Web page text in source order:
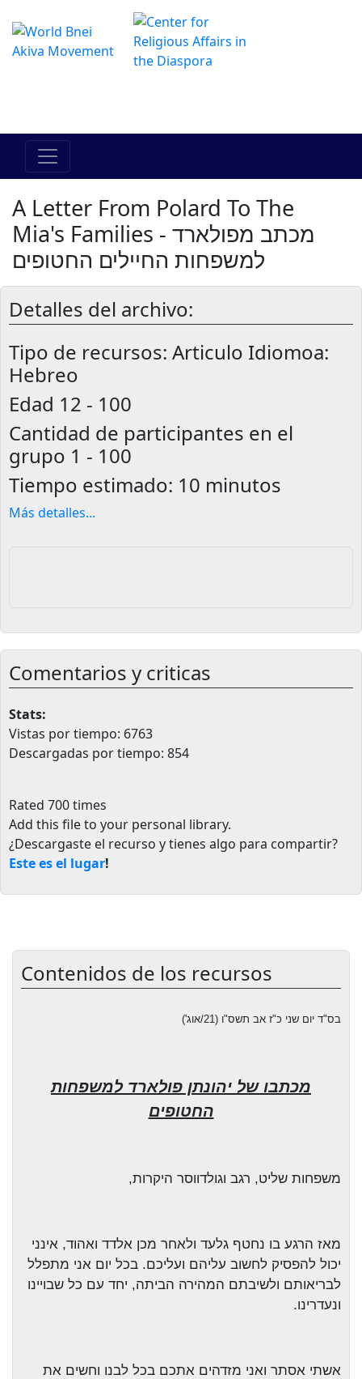
A Letter From Polard To The
Mia's Families - מכתב מפולארד
למשפחות החיילים החטופים
Detalles del archivo:
Tipo de recursos: Articulo Idiomoa:
Hebreo
Edad 12 - 100
Cantidad de participantes en el
grupo 1 - 100
Tiempo estimado: 10 minutos
Más detalles...
Comentarios y criticas
Stats:
Vistas por tiempo: 6763
Descargadas por tiempo: 854
Rated 700 times
Add this file to your personal library.
¿Descargaste el recurso y tienes algo para compartir?
Este es el lugar!
Contenidos de los recursos
בס"ד יום שני כ"ז אב תשס"ו (21 /אוג')
מכתבו של יהונתן פולארד למשפחות
החטופים
משפחות שליט, רגב וגולדווסר היקרות,
מאז הרגע בו נחטף גלעד ולאחר מכן אלדד ואהוד, אינני
יכול להפסיק לחשוב עליהם ועליכם. בכל יום אני מתפלל
לבריאותם ולשיבתם המהירה הביתה, יחד עם כל שבויינו
ונעדרינו.
אשתי אסתר ואני מזדהים אתכם בכל לבנו וחשים את